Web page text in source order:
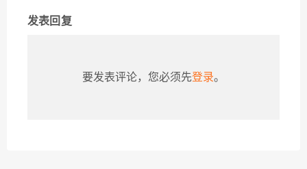
发表回复
要发表评论，您必须先登录。